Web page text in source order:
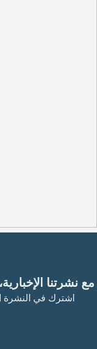
مع نشرتنا
اشترك في النشرة